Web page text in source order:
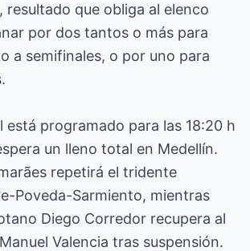
resultado que obliga al elenco
por dos tantos o más para
a semifinales, o por uno para
está programado para las 18:20 h
un lleno total en Medellín.
repetirá el tridente
Poveda-Sarmiento, mientras
Diego Corredor recupera al
Valencia tras suspensión.